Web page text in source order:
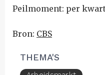
Peilmoment: per
Bron: CBS
THEMA'S